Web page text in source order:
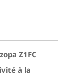
Z1FC
à la